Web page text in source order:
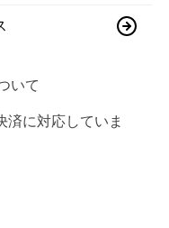
いて
済に対応していま